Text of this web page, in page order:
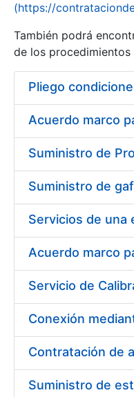
Mostra/Amaga
(https://
También podrá
de los procedimientos